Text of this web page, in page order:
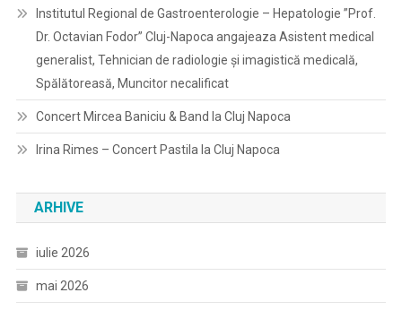
Institutul Regional de Gastroenterologie – Hepatologie ”Prof.
Dr. Octavian Fodor” Cluj-Napoca angajeaza Asistent medical
generalist, Tehnician de radiologie și imagistică medicală,
Spălătoreasă, Muncitor necalificat
Concert Mircea Baniciu & Band la Cluj Napoca
Irina Rimes – Concert Pastila la Cluj Napoca
ARHIVE
iulie 2026
mai 2026